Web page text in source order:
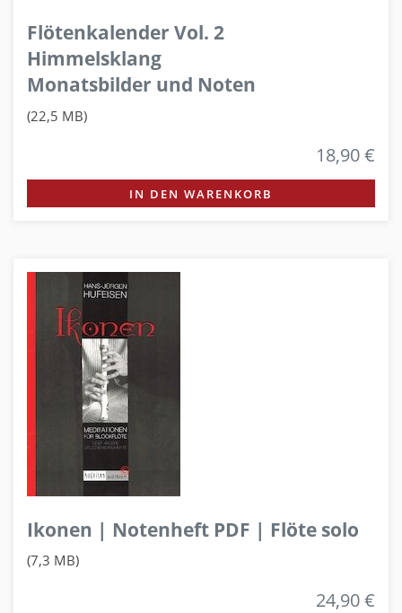
Flötenkalender Vol. 2
Himmelsklang
Monatsbilder und Noten
(22,5 MB)
18,90 €
IN DEN WARENKORB
Ikonen | Notenheft PDF | Flöte solo
(7,3 MB)
24,90 €